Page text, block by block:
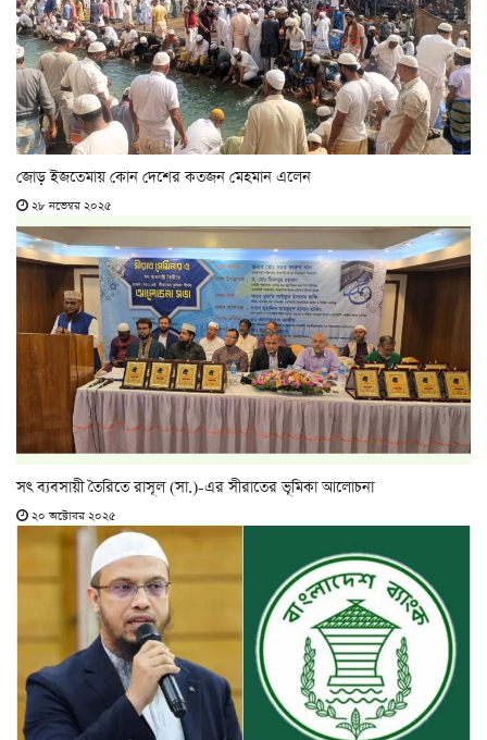
জোড় ইজতেমায় কোন দেশের কতজন মেহমান এলেন
২৮ নভেম্বর ২০২৫
সৎ ব্যবসায়ী তৈরিতে রাসূল (সা.)-এর সীরাতের ভূমিকা আলোচনা
২০ অক্টোবর ২০২৫